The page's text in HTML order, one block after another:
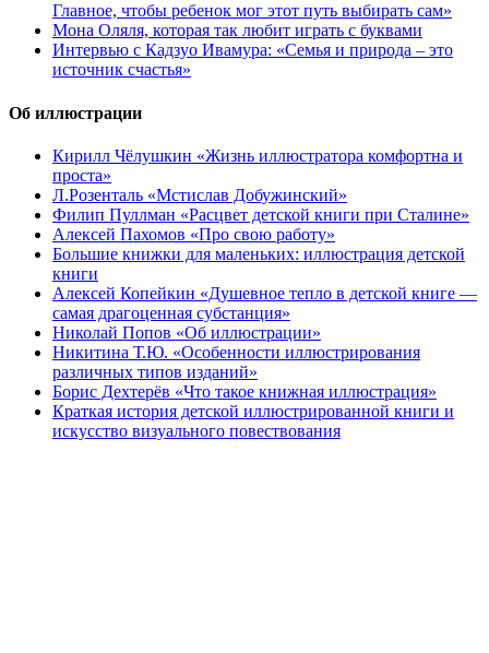
Главное, чтобы ребенок мог этот путь выбирать сам»
Мона Оляля, которая так любит играть с буквами
Интервью с Кадзуо Ивамура: «Семья и природа – это
источник счастья»
Об иллюстрации
Кирилл Чёлушкин «Жизнь иллюстратора комфортна и
проста»
Л.Розенталь «Мстислав Добужинский»
Филип Пуллман «Расцвет детской книги при Сталине»
Алексей Пахомов «Про свою работу»
Большие книжки для маленьких: иллюстрация детской
книги
Алексей Копейкин «Душевное тепло в детской книге —
самая драгоценная субстанция»
Николай Попов «Об иллюстрации»
Никитина Т.Ю. «Особенности иллюстрирования
различных типов изданий»
Борис Дехтерёв «Что такое книжная иллюстрация»
Краткая история детской иллюстрированной книги и
искусство визуального повествования